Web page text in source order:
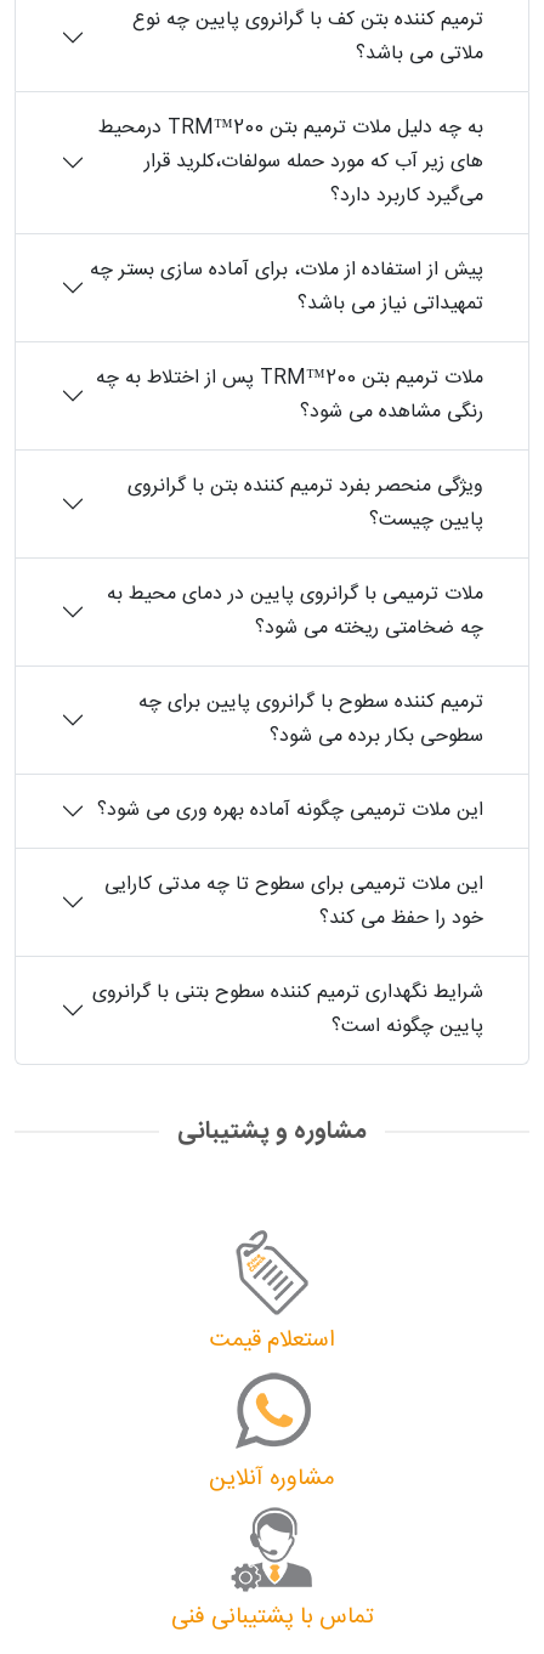
ترمیم کننده بتن کف با گرانروی پایین چه نوع
ملاتی می باشد؟
به چه دلیل ملات ترمیم بتن TRM™200 درمحیط
های زیر آب که مورد حمله سولفات،کلرید قرار
می‌گیرد کاربرد دارد؟
پیش از استفاده از ملات، برای آماده سازی بستر چه
تمهیداتی نیاز می باشد؟
ملات ترمیم بتن TRM™200 پس از اختلاط به چه
رنگی مشاهده می شود؟
ویژگی منحصر بفرد ترمیم کننده بتن با گرانروی
پایین چیست؟
ملات ترمیمی با گرانروی پایین در دمای محیط به
چه ضخامتی ریخته می شود؟
ترمیم کننده سطوح با گرانروی پایین برای چه
سطوحی بکار برده می شود؟
این ملات ترمیمی چگونه آماده بهره وری می شود؟
این ملات ترمیمی برای سطوح تا چه مدتی کارایی
خود را حفظ می کند؟
شرایط نگهداری ترمیم کننده سطوح بتنی با گرانروی
پایین چگونه است؟
مشاوره و پشتیبانی
استعلام قیمت
مشاوره آنلاین
تماس با پشتیبانی فنی